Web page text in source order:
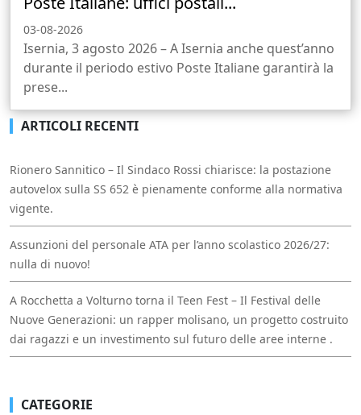
03-08-2026
Isernia, 3 agosto 2026 – A Isernia anche quest’anno
durante il periodo estivo Poste Italiane garantirà la
prese...
ARTICOLI RECENTI
Rionero Sannitico – Il Sindaco Rossi chiarisce: la postazione
autovelox sulla SS 652 è pienamente conforme alla normativa
vigente.
Assunzioni del personale ATA per l’anno scolastico 2026/27:
nulla di nuovo!
A Rocchetta a Volturno torna il Teen Fest – Il Festival delle
Nuove Generazioni: un rapper molisano, un progetto costruito
dai ragazzi e un investimento sul futuro delle aree interne .
CATEGORIE